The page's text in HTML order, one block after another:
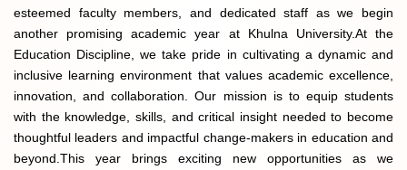
esteemed faculty members, and dedicated staff as we begin
another promising academic year at Khulna University.At the
Education Discipline, we take pride in cultivating a dynamic and
inclusive learning environment that values academic excellence,
innovation, and collaboration. Our mission is to equip students
with the knowledge, skills, and critical insight needed to become
thoughtful leaders and impactful change-makers in education and
beyond.This year brings exciting new opportunities as we